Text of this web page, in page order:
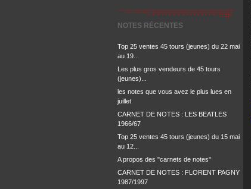
NOTES RÉCENTES
Top 25 ventes 45 tours (jeunes) du 22 mai
au 19...
Les plus gros vendeurs de 45 tours
(jeunes)...
les notes que vous avez le plus lues en
juillet
CARNET DE NOTES : LES BEATLES
1966/67
Top 25 ventes 45 tours (jeunes) du 15 mai
au 12...
A propos des "carnets de notes"
CARNET DE NOTES : FLORENT PAGNY
1987/1997